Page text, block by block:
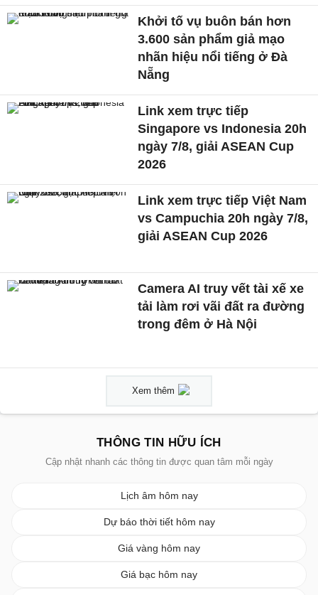
Khởi tố vụ buôn bán hơn
3.600 sản phẩm giả mạo
nhãn hiệu nổi tiếng ở Đà
Nẵng
Link xem trực tiếp
Singapore vs Indonesia 20h
ngày 7/8, giải ASEAN Cup
2026
Link xem trực tiếp Việt Nam
vs Campuchia 20h ngày 7/8,
giải ASEAN Cup 2026
Camera AI truy vết tài xế xe
tải làm rơi vãi đất ra đường
trong đêm ở Hà Nội
Xem thêm
THÔNG TIN HỮU ÍCH
Cập nhật nhanh các thông tin được quan tâm mỗi ngày
Lịch âm hôm nay
Dự báo thời tiết hôm nay
Giá vàng hôm nay
Giá bạc hôm nay